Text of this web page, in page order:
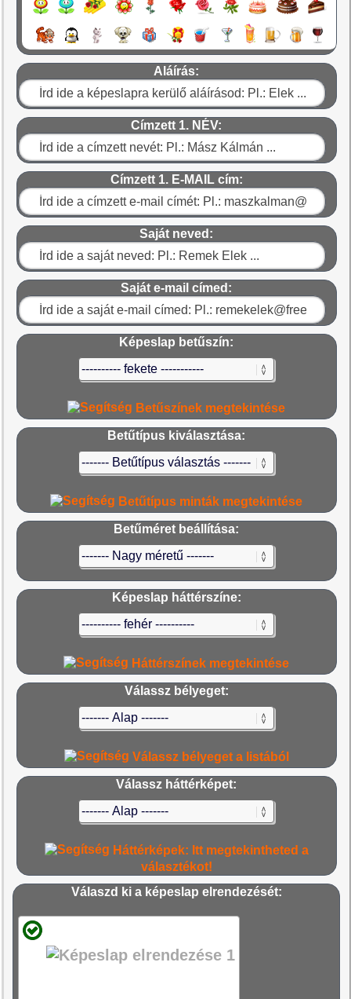
Aláírás:
Címzett 1. NÉV:
Címzett 1. E-MAIL cím:
Saját neved:
Saját e-mail címed:
Képeslap betűszín:
Betűszínek megtekintése
Betűtípus kiválasztása:
Betűtípus minták megtekintése
Betűméret beállítása:
Képeslap háttérszíne:
Háttérszínek megtekintése
Válassz bélyeget:
Válassz bélyeget a listából
Válassz háttérképet:
Háttérképek: Itt megtekintheted a
választékot!
Válaszd ki a képeslap elrendezését: